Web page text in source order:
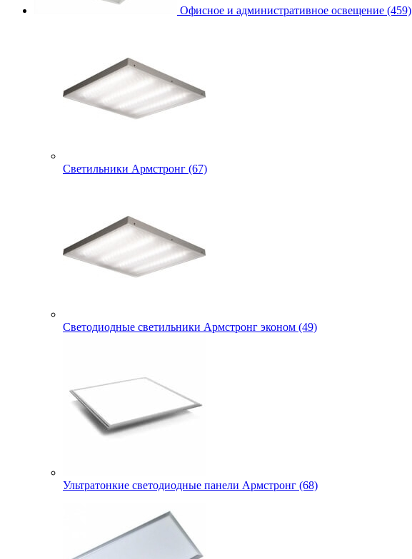
Офисное и административное освещение (459)
Светильники Армстронг (67)
Светодиодные светильники Армстронг эконом (49)
Ультратонкие светодиодные панели Армстронг (68)